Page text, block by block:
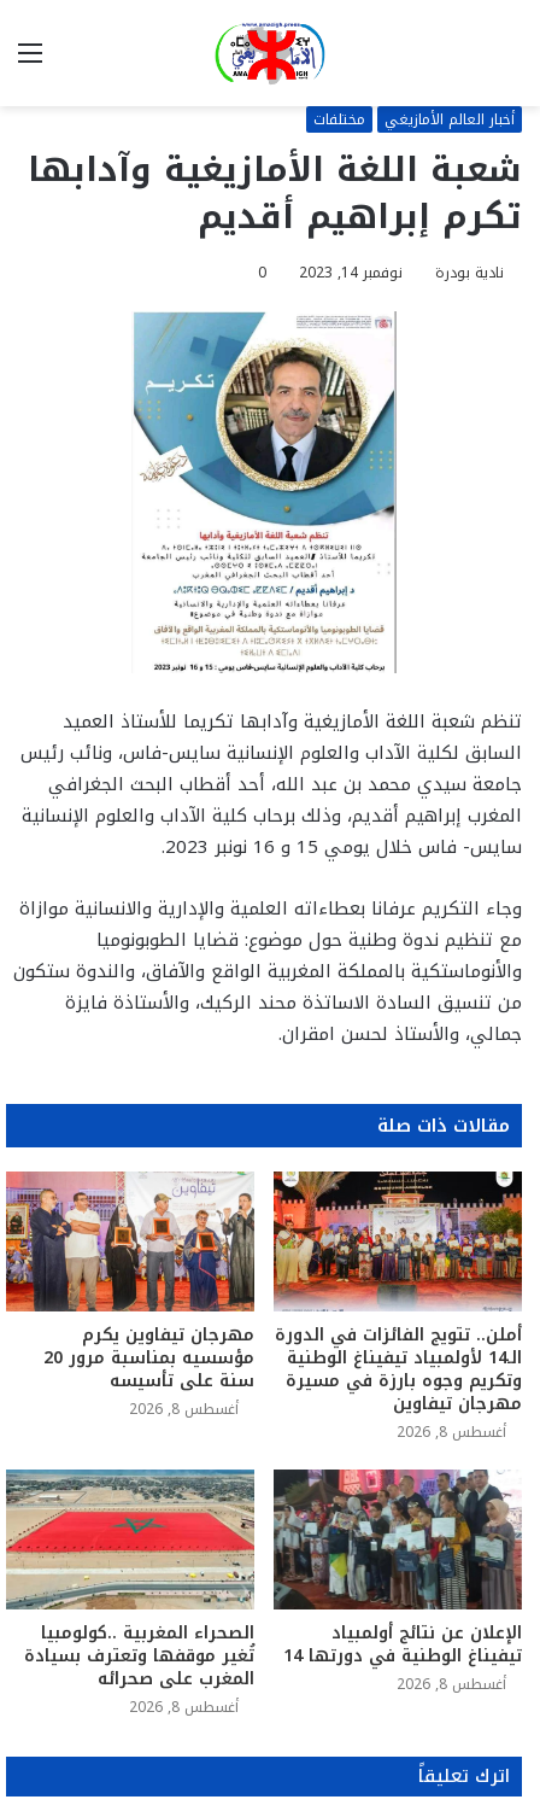
أخبار العالم الأمازيغي مختلفات
شعبة اللغة الأمازيغية وآدابها
تكرم إبراهيم أقديم
نادية بودرة نوفمبر 14, 2023 0
تنظم شعبة اللغة الأمازيغية وآدابها تكريما للأستاذ العميد
السابق لكلية الآداب والعلوم الإنسانية سايس-فاس، ونائب رئيس
جامعة سيدي محمد بن عبد الله، أحد أقطاب البحث الجغرافي
المغرب إبراهيم أقديم، وذلك برحاب كلية الآداب والعلوم الإنسانية
سايس- فاس خلال يومي 15 و 16 نونبر 2023.
وجاء التكريم عرفانا بعطاءاته العلمية والإدارية والانسانية موازاة
مع تنظيم ندوة وطنية حول موضوع: قضايا الطوبونوميا
والأنوماستكية بالمملكة المغربية الواقع والآفاق، والندوة ستكون
من تنسيق السادة الاساتذة محند الركيك، والأستاذة فايزة
جمالي، والأستاذ لحسن امقران.
مقالات ذات صلة
أملن.. تتويج الفائزات في الدورة
الـ14 لأولمبياد تيفيناغ الوطنية
وتكريم وجوه بارزة في مسيرة
مهرجان تيفاوين
أغسطس 8, 2026
مهرجان تيفاوين يكرم
مؤسسيه بمناسبة مرور 20
سنة على تأسيسه
أغسطس 8, 2026
الإعلان عن نتائج أولمبياد
تيفيناغ الوطنية في دورتها 14
أغسطس 8, 2026
الصحراء المغربية ..كولومبيا
تُغير موقفها وتعترف بسيادة
المغرب على صحرائه
أغسطس 8, 2026
اترك تعليقاً